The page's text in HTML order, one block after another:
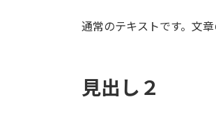
通常のテキストです。文
見出し２